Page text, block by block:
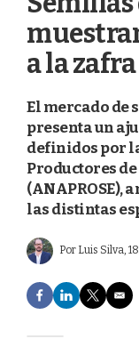
a la
El mercado de
presenta un
definidos por
Productores
(ANAPROSE),
las distintas
Por Luis Silva,
F
a
e
L
i
T
w
E
m